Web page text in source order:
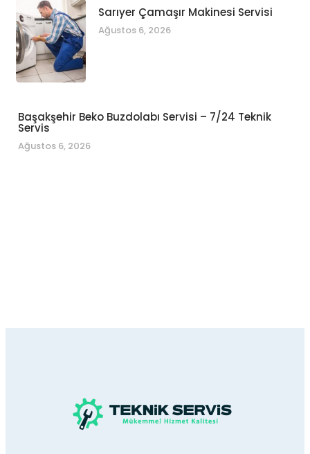
Sarıyer Çamaşır Makinesi Servisi
Ağustos 6, 2026
Başakşehir Beko Buzdolabı Servisi – 7/24 Teknik
Servis
Ağustos 6, 2026